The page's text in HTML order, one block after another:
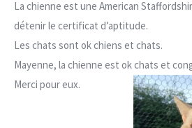
La chienne est une American
détenir le certificat d’aptitude.
Les chats sont ok chiens et chats.
Mayenne, la chienne est ok chats et
Merci pour eux.